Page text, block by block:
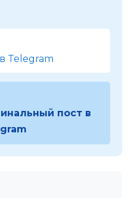
Telegram
пост в